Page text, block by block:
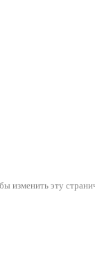
изменить эту